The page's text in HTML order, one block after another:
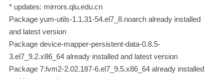
* updates: mirrors.qlu.edu.cn
Package yum-utils-1.1.31-54.el7_8.noarch already installed
and latest version
Package device-mapper-persistent-data-0.8.5-
3.el7_9.2.x86_64 already installed and latest version
Package 7:lvm2-2.02.187-6.el7_9.5.x86_64 already installed